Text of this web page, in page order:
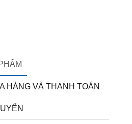
HÀNG VÀ THANH TOÁN